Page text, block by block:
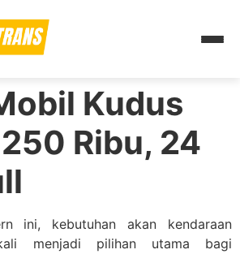
Kudus
Ribu, 24
ini, kebutuhan akan kendaraan
menjadi pilihan utama bagi